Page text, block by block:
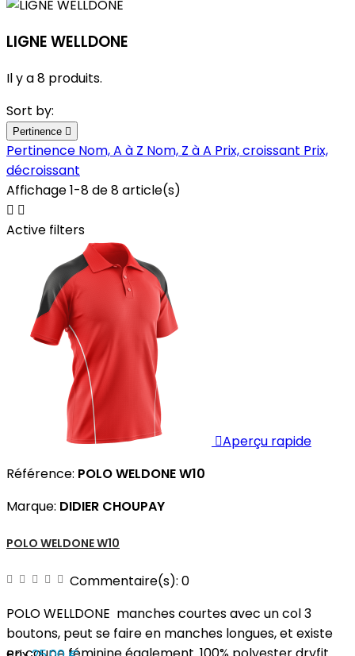
LIGNE WELLDONE
Il y a 8 produits.
Sort by:
Pertinence 
Pertinence Nom, A à Z Nom, Z à A Prix, croissant Prix,
décroissant
Affichage 1-8 de 8 article(s)
 
Active filters
Aperçu rapide
Référence: POLO WELDONE W10
Marque: DIDIER CHOUPAY
POLO WELDONE W10
Commentaire(s): 0
POLO WELLDONE manches courtes avec un col 3
boutons, peut se faire en manches longues, et existe